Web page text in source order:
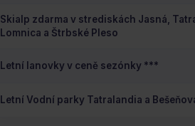
Skialp zdarma v strediskách Jasná,
Lomnica a Štrbské Pleso
Letní lanovky v ceně sezónky ***
Letní Vodní parky Tatralandia a